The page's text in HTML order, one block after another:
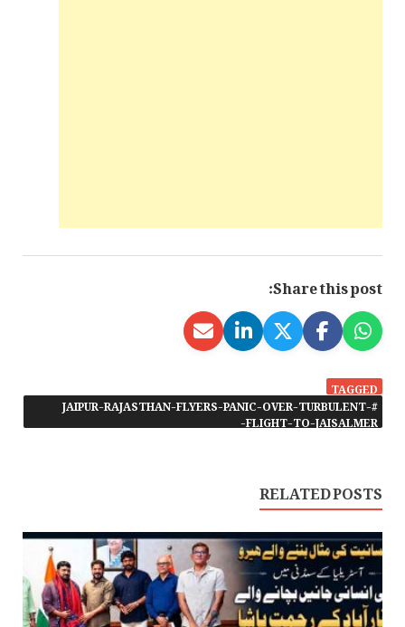
Share this post:
TAGGED
#JAIPUR-RAJASTHAN-FLYERS-PANIC-OVER-TURBULENT-
FLIGHT-TO-JAISALMER-
RELATED POSTS